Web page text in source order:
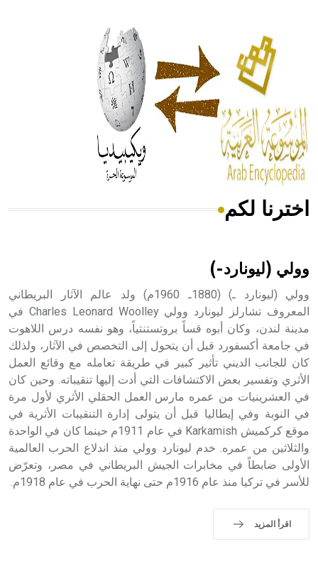
الحكم، الأدلة، تنظيم التغذية، ورسالته في جروح الرأس. ويعود
له الفضل بأنه حرر الطب من الدين والفلسفة.
- هل تعلم أن المرجان إفراز حيواني يتكون في البحر ويتركب
من مادة كربونات الكلسيوم، وهو أحمر أو شديد الحمرة وهو
أجود أنواعه، ويمتاز بكبر الحجم ويسمى الش
هل تعلم أن الأبسيد كلمة فرنسية اللفظ تم اعتمادها مصطلحاً
- هل تعلم أن أبجر Abgar اسم معروف جيداً يعود إلى عدد من
الملوك الذين حكموا مدينة إديسا (الرها) من أبجر الأول وحتى
التاسع، وهم ينتسبون إلى أسرة أوسروين
- هل تعلم أن الأبجدية الكنعانية تتألف من /22/ علامة كتابية
sign تكتب منفصلة غير متصلة، وتعتمد المبدأ الأكوروفوني،
حيث تقتصر القيمة الصوتية للعلامة الك
اخترنا لكم
وولي (ليونارد-)
وولي (ليونارد ـ) (1880ـ 1960م) ولد عالم الآثار البريطاني
المعروف تشارلز ليونارد وولي Charles Leonard Woolley في
مدينة لندن، وكان أبوه قساً بروتستنتياً، وهو نفسه درس اللاهوت
في جامعة أكسفورد قبل أن يتحول إلى التخصص في الآثار، ولذلك
كان للجانب الديني تأثير كبير في طريقة تعامله مع وقائع العمل
الأثري وتفسير بعض الاكتشافات التي أدت إليها تنقيباته. وحين كان
في العشرينيات من عمره مارس العمل الحقلي الأثري لأول مرة
في النوبة وفي إيطاليا قبل أن يتولى إدارة التنقيبات الأثرية في
موقع كركميش Karkamish في عام 1911م حينما كان في الواحدة
والثلاثين من عمره. خدم ليونارد وولي منذ اندلاع الحرب العالمية
الأولى ضابطاً في مخابرات الجيش البريطاني في مصر، وتعرّض
للأسر في تركيا منذ عام 1916م حتى نهاية الحرب في عام 1918م.
اقرأ المزيد